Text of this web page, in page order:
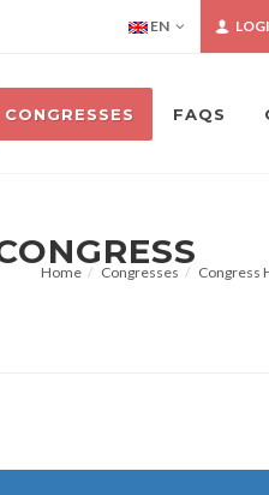
EN
CONGRESSES FAQS
Home Congresses Congress